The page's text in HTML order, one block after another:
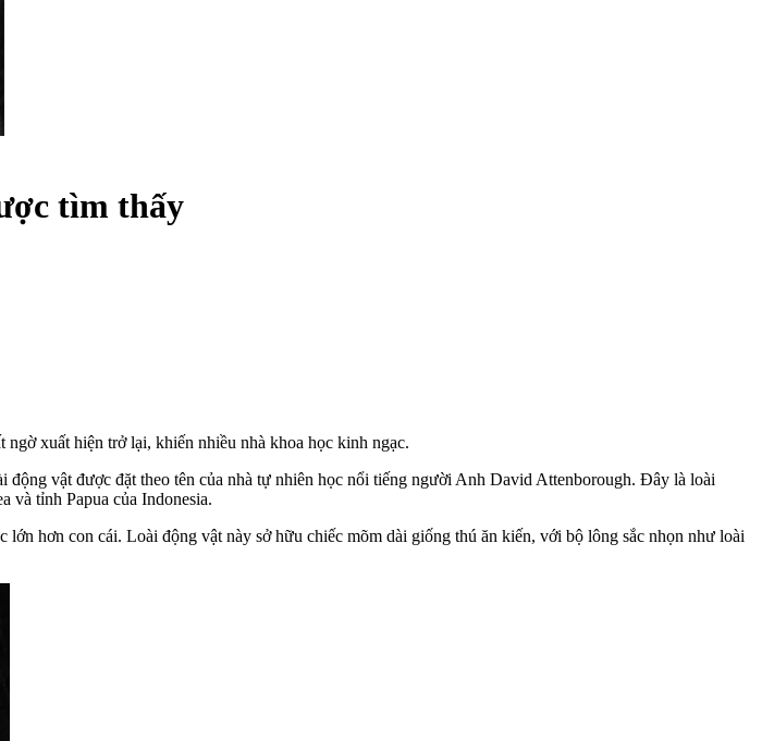
tìm thấy
xuất hiện trở lại, khiến nhiều nhà khoa học kinh ngạc.
động vật được đặt theo tên của nhà tự nhiên học nổi tiếng người Anh David Attenborough. Đây là loài
và tỉnh Papua của Indonesia.
lớn hơn con cái. Loài động vật này sở hữu chiếc mõm dài giống thú ăn kiến, với bộ lông sắc nhọn như loài